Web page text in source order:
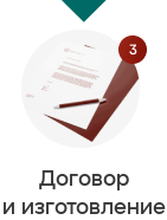
Договор
и изготовление